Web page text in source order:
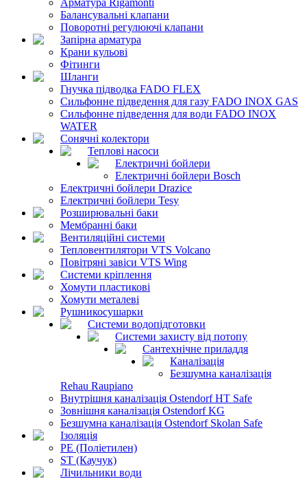
Балансувальні клапани
Поворотні регулюючі клапани
Запірна арматура
Крани кульові
Фітинги
Шланги
Гнучка підводка FADO FLEX
Сильфонне підведення для газу FADO INOX GAS
Сильфонне підведення для води FADO INOX
WATER
Сонячні колектори
Теплові насоси
Електричні бойлери
Електричні бойлери Bosch
Електричні бойлери Drazice
Електричні бойлери Tesy
Розширювальні баки
Мембранні баки
Вентиляційні системи
Тепловентилятори VTS Volcano
Повітряні завіси VTS Wing
Системи кріплення
Хомути пластикові
Хомути металеві
Рушникосушарки
Системи водопідготовки
Системи захисту від потопу
Сантехнічне приладдя
Каналізація
Безшумна каналізація
Rehau Raupiano
Внутрішня каналізація Ostendorf HT Safe
Зовнішня каналізація Ostendorf KG
Безшумна каналізація Ostendorf Skolan Safe
Ізоляція
PE (Поліетилен)
ST (Каучук)
Лічильники води